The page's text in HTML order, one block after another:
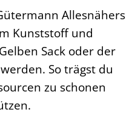
Allesnähers
Kunststoff und
Sack oder der
So trägst du
zu schonen